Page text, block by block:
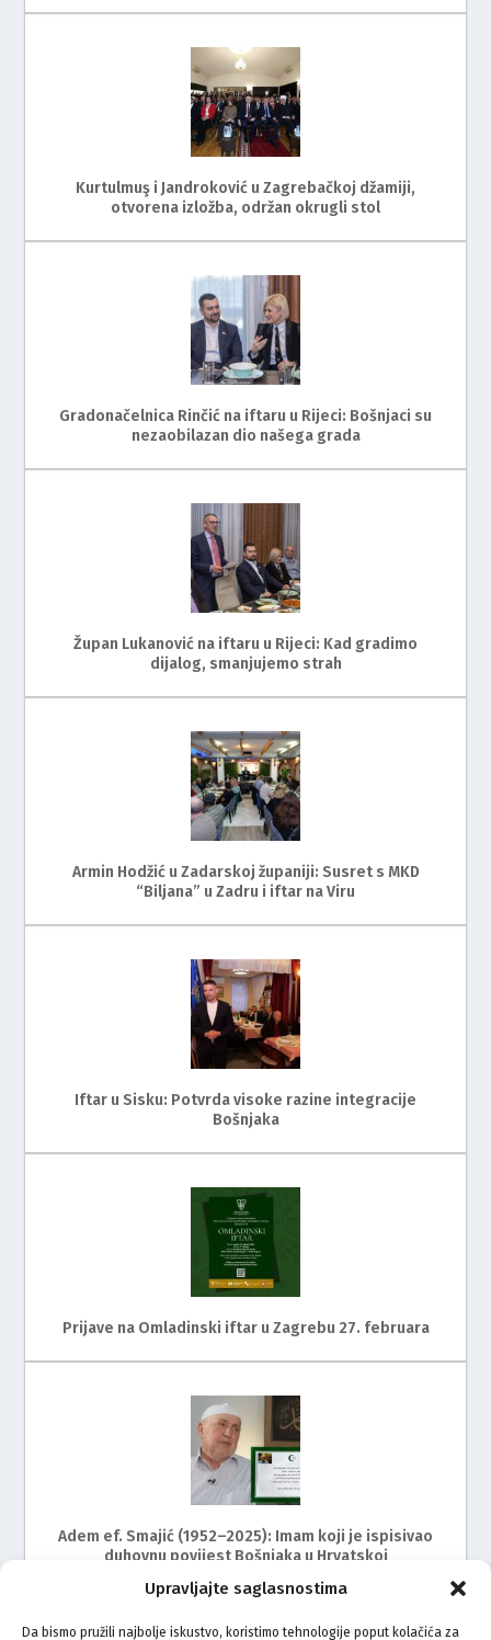
Upravljajte saglasnostima
Da bismo pružili najbolje iskustvo, koristimo tehnologije poput kolačića za
Kurtulmuş i Jandroković u Zagrebačkoj džamiji,
otvorena izložba, održan okrugli stol
Gradonačelnica Rinčić na iftaru u Rijeci: Bošnjaci su
nezaobilazan dio našega grada
Župan Lukanović na iftaru u Rijeci: Kad gradimo
dijalog, smanjujemo strah
Armin Hodžić u Zadarskoj županiji: Susret s MKD
“Biljana” u Zadru i iftar na Viru
Iftar u Sisku: Potvrda visoke razine integracije
Bošnjaka
Prijave na Omladinski iftar u Zagrebu 27. februara
Adem ef. Smajić (1952–2025): Imam koji je ispisivao
duhovnu povijest Bošnjaka u Hrvatskoj